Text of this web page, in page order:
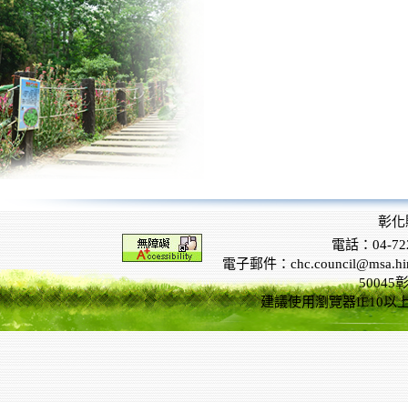
彰化
電話：04-
電子郵件：
50045
建議使用瀏覽器IE10以